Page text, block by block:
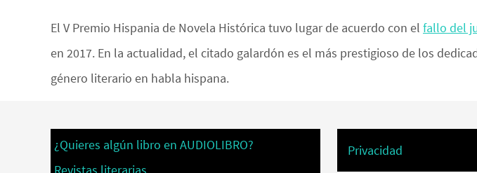
El V Premio Hispania de Novela Histórica tuvo lugar de acuerdo con el fallo del
en 2017. En la actualidad, el citado galardón es el más prestigioso de los
género literario en habla hispana.
¿Quieres algún libro en AUDIOLIBRO?
Privacidad